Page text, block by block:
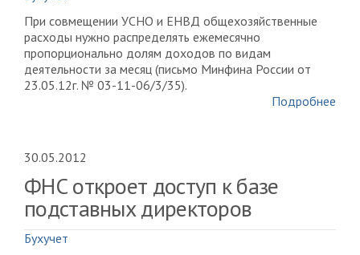
При совмещении УСНО и ЕНВД общехозяйственные
расходы нужно распределять ежемесячно
пропорционально долям доходов по видам
деятельности за месяц (письмо Минфина России от
23.05.12г. № 03-11-06/3/35).
Подробнее
30.05.2012
ФНС откроет доступ к базе
подставных директоров
Бухучет